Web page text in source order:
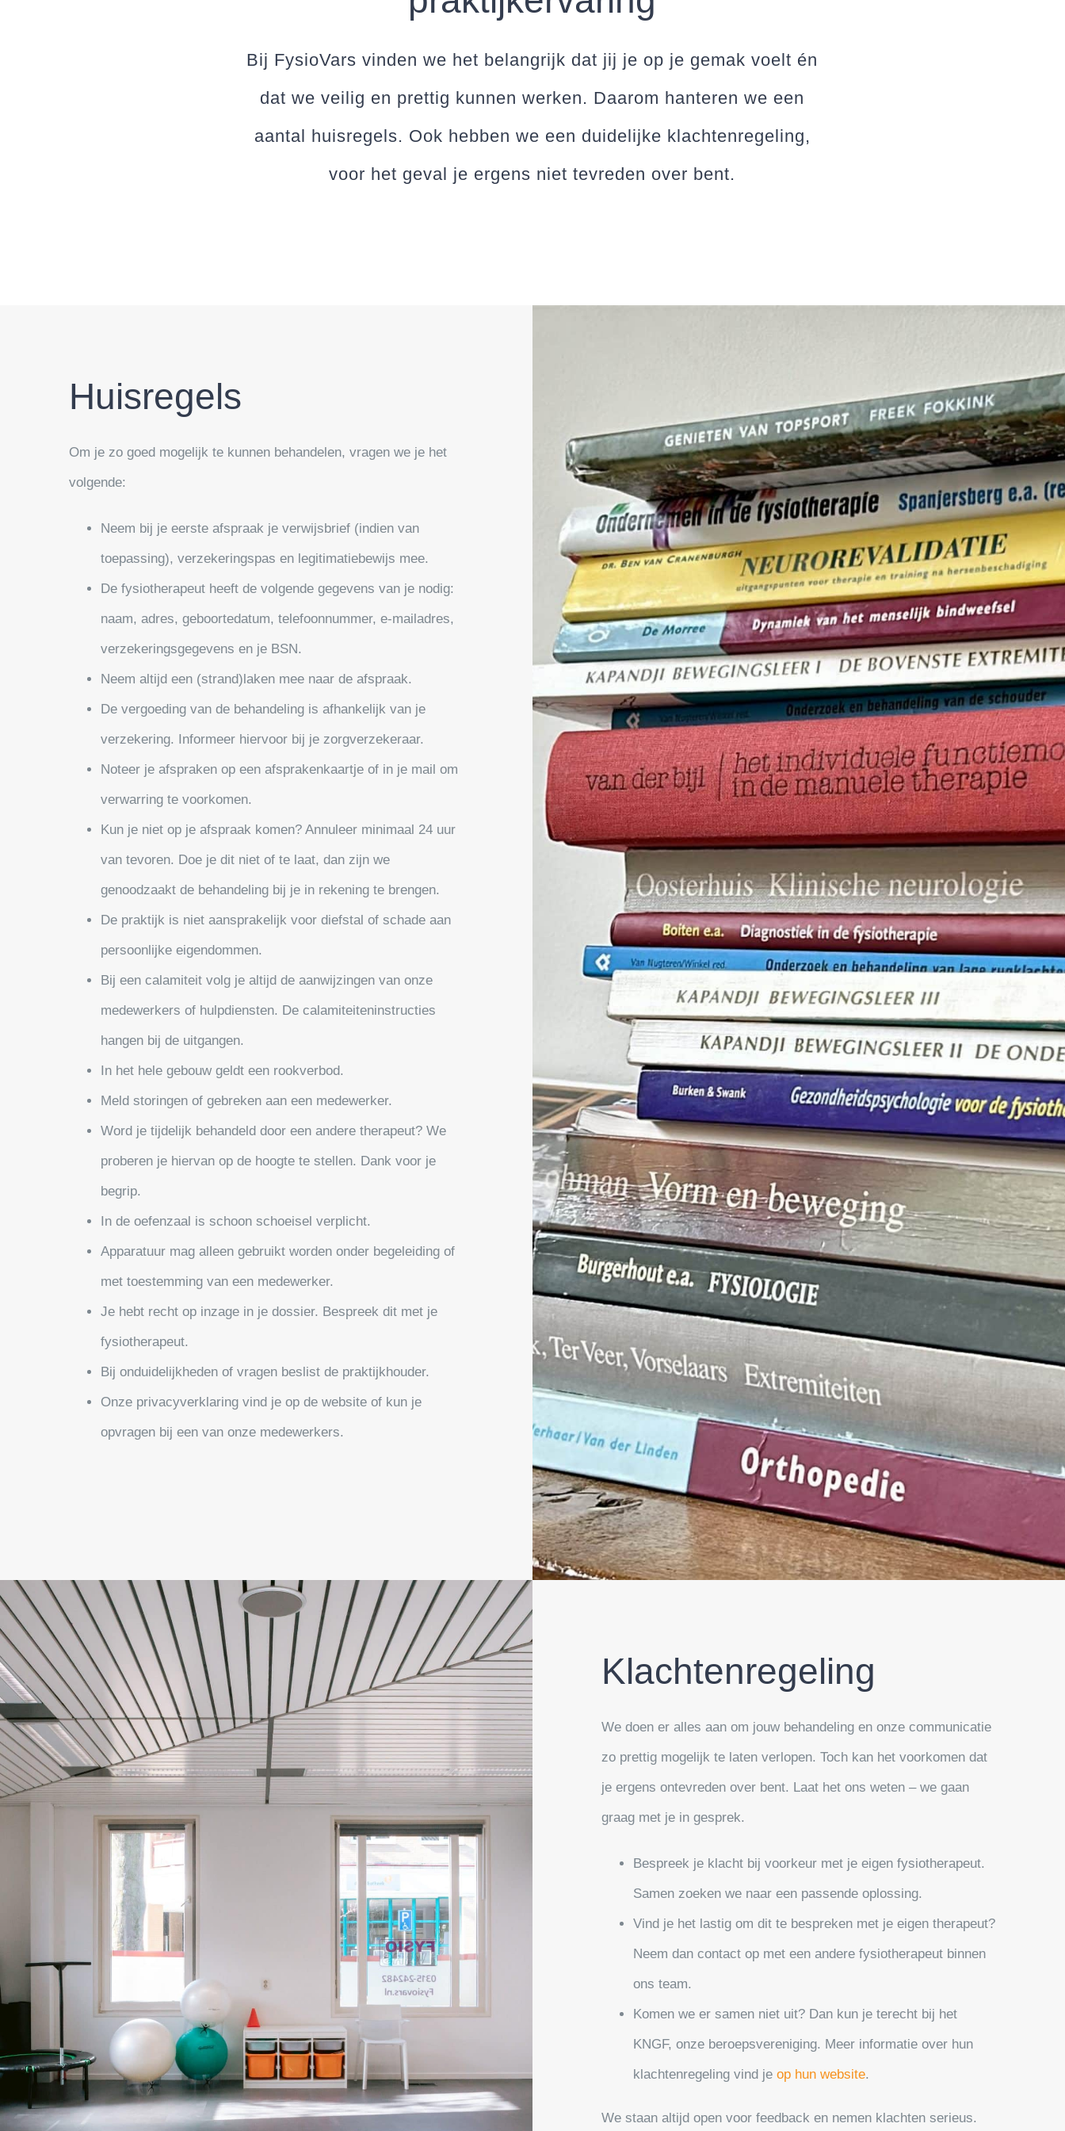
Bij FysioVars vinden we het belangrijk dat jij je op je gemak voelt én
dat we veilig en prettig kunnen werken. Daarom hanteren we een
aantal huisregels. Ook hebben we een duidelijke klachtenregeling,
voor het geval je ergens niet tevreden over bent.
Huisregels
Om je zo goed mogelijk te kunnen behandelen, vragen we je het
volgende:
Neem bij je eerste afspraak je verwijsbrief (indien van
toepassing), verzekeringspas en legitimatiebewijs mee.
De fysiotherapeut heeft de volgende gegevens van je nodig:
naam, adres, geboortedatum, telefoonnummer, e-mailadres,
verzekeringsgegevens en je BSN.
Neem altijd een (strand)laken mee naar de afspraak.
De vergoeding van de behandeling is afhankelijk van je
verzekering. Informeer hiervoor bij je zorgverzekeraar.
Noteer je afspraken op een afsprakenkaartje of in je mail om
verwarring te voorkomen.
Kun je niet op je afspraak komen? Annuleer minimaal 24 uur
van tevoren. Doe je dit niet of te laat, dan zijn we
genoodzaakt de behandeling bij je in rekening te brengen.
De praktijk is niet aansprakelijk voor diefstal of schade aan
persoonlijke eigendommen.
Bij een calamiteit volg je altijd de aanwijzingen van onze
medewerkers of hulpdiensten. De calamiteiteninstructies
hangen bij de uitgangen.
In het hele gebouw geldt een rookverbod.
Meld storingen of gebreken aan een medewerker.
Word je tijdelijk behandeld door een andere therapeut? We
proberen je hiervan op de hoogte te stellen. Dank voor je
begrip.
In de oefenzaal is schoon schoeisel verplicht.
Apparatuur mag alleen gebruikt worden onder begeleiding of
met toestemming van een medewerker.
Je hebt recht op inzage in je dossier. Bespreek dit met je
fysiotherapeut.
Bij onduidelijkheden of vragen beslist de praktijkhouder.
Onze privacyverklaring vind je op de website of kun je
opvragen bij een van onze medewerkers.
Klachtenregeling
We doen er alles aan om jouw behandeling en onze communicatie
zo prettig mogelijk te laten verlopen. Toch kan het voorkomen dat
je ergens ontevreden over bent. Laat het ons weten – we gaan
graag met je in gesprek.
Bespreek je klacht bij voorkeur met je eigen fysiotherapeut.
Samen zoeken we naar een passende oplossing.
Vind je het lastig om dit te bespreken met je eigen therapeut?
Neem dan contact op met een andere fysiotherapeut binnen
ons team.
Komen we er samen niet uit? Dan kun je terecht bij het
KNGF, onze beroepsvereniging. Meer informatie over hun
klachtenregeling vind jeop hun website.
We staan altijd open voor feedback en nemen klachten serieus.